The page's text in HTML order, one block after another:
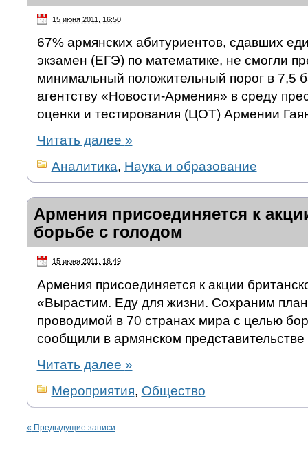
15 июня 2011, 16:50
67% армянских абитуриентов, сдавших
экзамен (ЕГЭ) по математике, не смогли
минимальный положительный порог в 7,5
агентству «Новости-Армения» в среду
оценки и тестирования (ЦОТ) Армении
Читать далее »
Аналитика, Наука и образование
Армения присоединяется к
борьбе с голодом
15 июня 2011, 16:49
Армения присоединяется к акции
«Вырастим. Еду для жизни. Сохраним
проводимой в 70 странах мира с целью
сообщили в армянском представительстве
Читать далее »
Мероприятия, Общество
« Предыдущие записи